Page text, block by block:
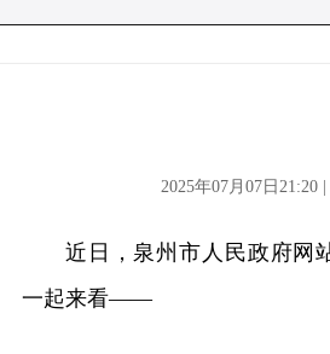
2025年07月07日21:20 |
近日，泉州市人民政府网
一起来看——